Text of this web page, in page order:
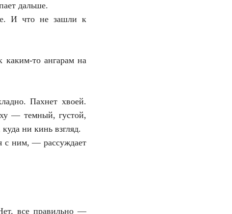
дальше.
И что не зашли к
каким-то ангарам на
Пахнет хвоей.
— темный, густой,
ни кинь взгляд.
с ним, — рассуждает
все правильно —